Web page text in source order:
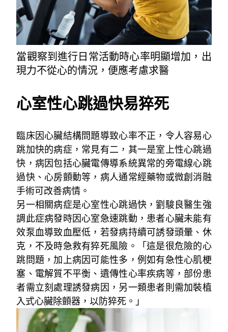
當觀察到進行日常活動時心率明顯增加，出
現力不從心的情況，便應考慮求醫
心室性心跳過快易猝死
臨床因心臟結構問題導致心率不正，令人容易心
跳加快的病症，常見有二，其一是室上性心跳過
快，病因包括心臟電傳導系統異常的旁電線心跳
過快、心房顫動等，病人通常經藥物或微創消融
手術可改善病情。
另一相關病症是心室性心跳過快，劉駿良醫生強
調此症病發時因心室急速跳動，患者心臟未能有
效泵血導致血壓低，若發病持續可誘發頭暈、休
克，不及時急救有猝死風險。「這是很危險的心
跳問題，加上病因可能性多，例如有急性心肌梗
塞、電解質不平衡、遺傳性心率疾病等，部份患
者需立刻處理誘發病因，另一類患者則需加裝植
入式心臟除顫器，以防猝死。」